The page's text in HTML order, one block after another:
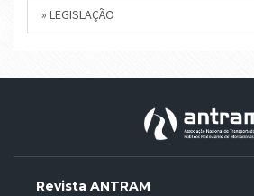
» LEGISLAÇÃO
Revista ANTRAM